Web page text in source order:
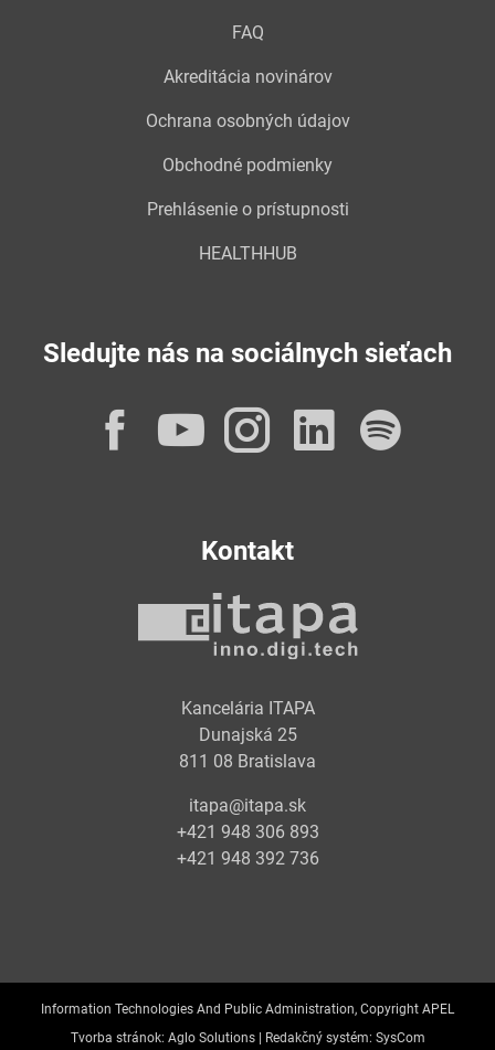
FAQ
Akreditácia novinárov
Ochrana osobných údajov
Obchodné podmienky
Prehlásenie o prístupnosti
HEALTHHUB
Sledujte nás na sociálnych sieťach
Facebook
YouTube
Instagram
Kontakt
Kancelária ITAPA
Dunajská 25
811 08 Bratislava
itapa@itapa.sk
+421 948 306 893
+421 948 392 736
Information Technologies And Public Administration, Copyright APEL
Tvorba stránok: Aglo Solutions | Redakčný systém: SysCom